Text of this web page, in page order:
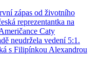
zápas od životního
reprezentantka na
Caty
neudržela vedení 5:1.
s Filipínkou Alexandrou